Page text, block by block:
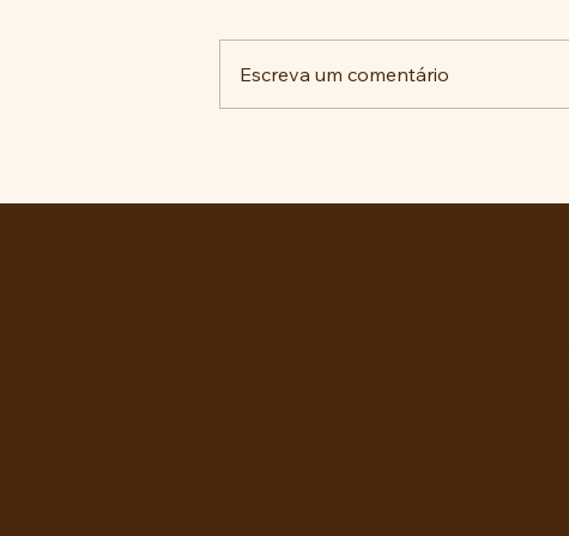
reparo antifascista às
Escreva um comentário